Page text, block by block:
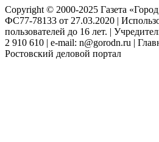
Copyright © 2000-2025 Газета
ФС77-78133 от 27.03.2020 |
пользователей до 16 лет. |
2 910 610 | e-mail: n@gorodn.ru |
Ростовский деловой портал